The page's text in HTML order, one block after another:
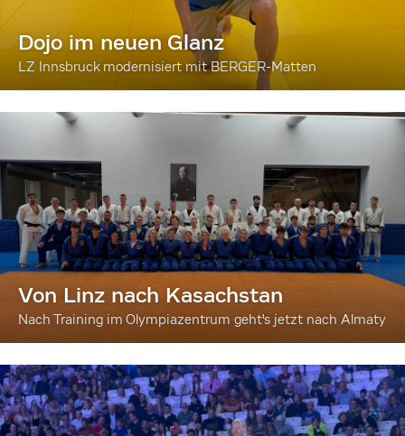
Dojo im neuen Glanz
LZ Innsbruck modernisiert mit BERGER-Matten
Von Linz nach Kasachstan
Nach Training im Olympiazentrum geht's jetzt nach Almaty